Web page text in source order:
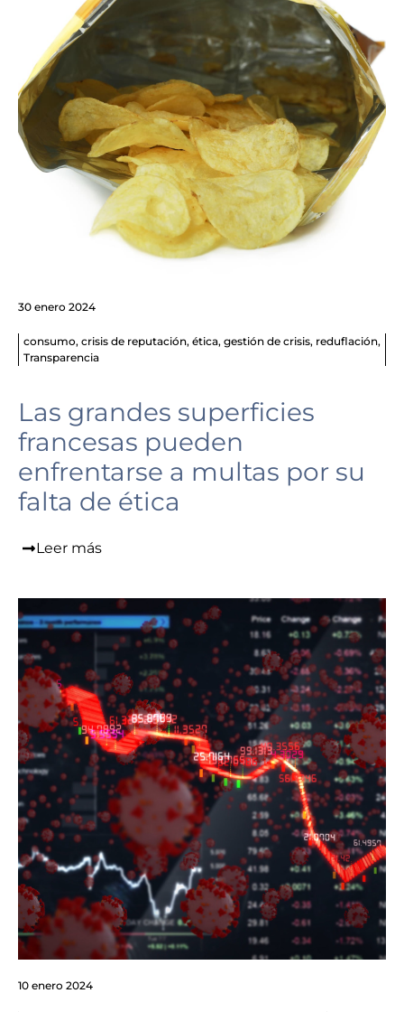
30 enero 2024
consumo, crisis de reputación, ética, gestión de crisis, reduflación,
Transparencia
Las grandes superficies
francesas pueden
enfrentarse a multas por su
falta de ética
Leer más
10 enero 2024